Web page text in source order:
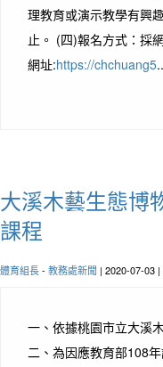
理教育或演示教學有興
止。 (四)報名方式：採
網址:https://chchuang5
大溪木藝生態博
課程
體育組長- 教務處新聞 | 2020-07-03
一、依據桃園市立大溪
二、為因應教育部108